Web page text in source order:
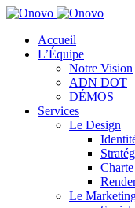
Accueil
L’Équipe
Notre Vision
ADN DOT
DÉMOS
Services
Le Design
Le